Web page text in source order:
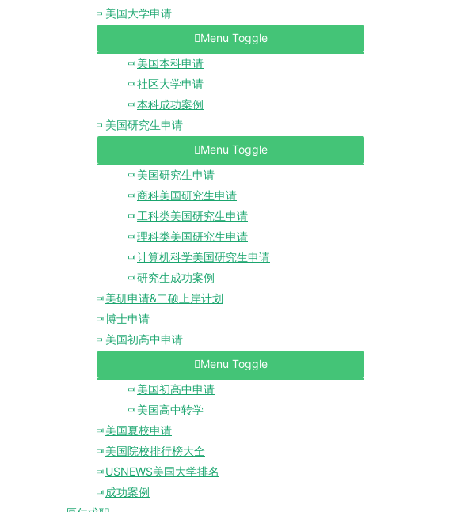
美国大学申请
Menu Toggle
美国本科申请
社区大学申请
本科成功案例
美国研究生申请
Menu Toggle
美国研究生申请
商科美国研究生申请
工科类美国研究生申请
理科类美国研究生申请
计算机科学美国研究生申请
研究生成功案例
美研申请&二硕上岸计划
博士申请
美国初高中申请
Menu Toggle
美国初高中申请
美国高中转学
美国夏校申请
美国院校排行榜大全
USNEWS美国大学排名
成功案例